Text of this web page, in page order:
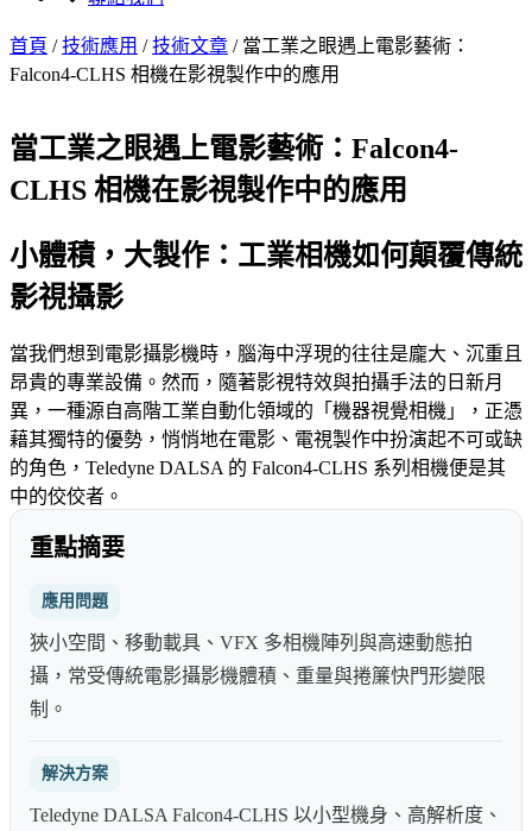
首頁 /技術應用 /技術文章 / 當工業之眼遇上電影藝術：
Falcon4-CLHS 相機在影視製作中的應用
當工業之眼遇上電影藝術：Falcon4-
CLHS 相機在影視製作中的應用
小體積，大製作：工業相機如何顛覆傳統
影視攝影
當我們想到電影攝影機時，腦海中浮現的往往是龐大、沉重且
昂貴的專業設備。然而，隨著影視特效與拍攝手法的日新月
異，一種源自高階工業自動化領域的「機器視覺相機」，正憑
藉其獨特的優勢，悄悄地在電影、電視製作中扮演起不可或缺
的角色，Teledyne DALSA 的 Falcon4-CLHS 系列相機便是其
中的佼佼者。
重點摘要
應用問題
狹小空間、移動載具、VFX 多相機陣列與高速動態拍
攝，常受傳統電影攝影機體積、重量與捲簾快門形變限
制。
解決方案
Teledyne DALSA Falcon4-CLHS 以小型機身、高解析度、